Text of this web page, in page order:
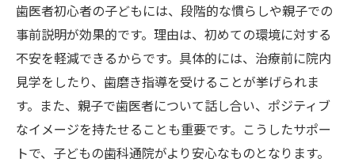
子どもの歯を守る歯医者のサポート体制
予防歯科に強い歯医者の選び方と特徴
小児歯科の定期検診がもたらす安心感
家庭でできる予防歯科と歯医者の連携
歯医者選びで失敗しないためのポイント
歯医者選びで重視すべきチェック項目
歯医者初心者の子どもには、段階的な慣らしや親子での
事前説明が効果的です。理由は、初めての環境に対する
不安を軽減できるからです。具体的には、治療前に院内
見学をしたり、歯磨き指導を受けることが挙げられま
す。また、親子で歯医者について話し合い、ポジティブ
なイメージを持たせることも重要です。こうしたサポー
トで、子どもの歯科通院がより安心なものとなります。